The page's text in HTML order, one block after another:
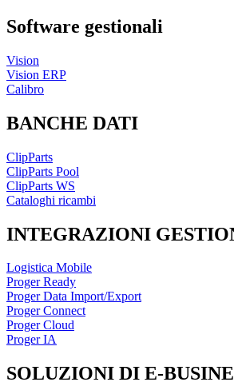
Software gestionali
Vision
Vision ERP
Calibro
BANCHE DATI
ClipParts
ClipParts Pool
ClipParts WS
Cataloghi ricambi
INTEGRAZIONI
Logistica Mobile
Proger Ready
Proger Data Import/Export
Proger Connect
Proger Cloud
Proger IA
SOLUZIONI DI E-